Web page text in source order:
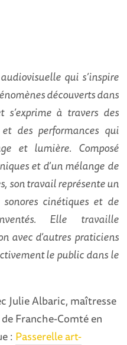
qui s’inspire
découverts dans
à travers des
des performances qui
et lumière. Composé
et d’un mélange de
son travail représente un
cinétiques et de
Elle travaille
avec d’autres praticiens
le public dans le
Julie Albaric, maîtresse
Franche-Comté en
: Passerelle art-